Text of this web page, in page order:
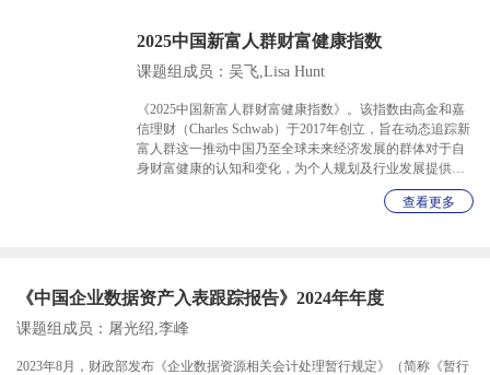
2025中国新富人群财富健康指数
课题组成员：吴飞,Lisa Hunt
《2025中国新富人群财富健康指数》。该指数由高金和嘉
信理财（Charles Schwab）于2017年创立，旨在动态追踪新
富人群这一推动中国乃至全球未来经济发展的群体对于自
身财富健康的认知和变化，为个人规划及行业发展提供参
查看更多
《中国企业数据资产入表跟踪报告》2024年年度
课题组成员：屠光绍,李峰
2023年8月，财政部发布《企业数据资源相关会计处理暂行规定》（简称《暂行